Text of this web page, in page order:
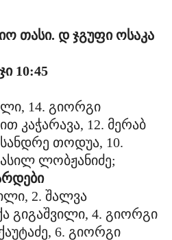
თასი. დ ჯგუფიოსაკა
10:45
14. გიორგი
კაჭარავა, 12. მერაბ
თოდუა, 10.
ლობჟანიძე;
2. შალვა
გიგაშვილი, 4. გიორგი
6. გიორგი